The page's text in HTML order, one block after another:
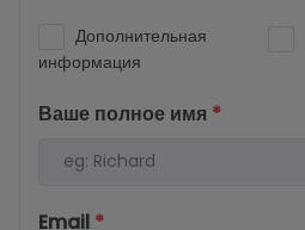
Дополнительная
информация
Ваше полное имя *
Email *